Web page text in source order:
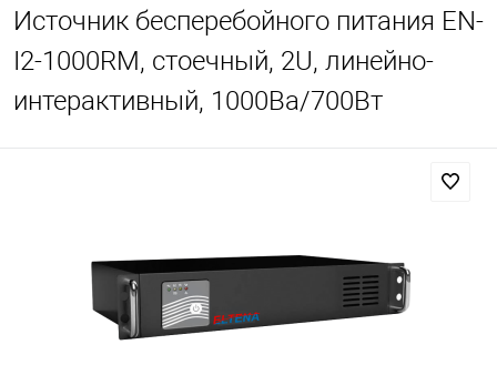
Источник бесперебойного питания EN-
I2-1000RM, стоечный, 2U, линейно-
интерактивный, 1000Ва/700Вт